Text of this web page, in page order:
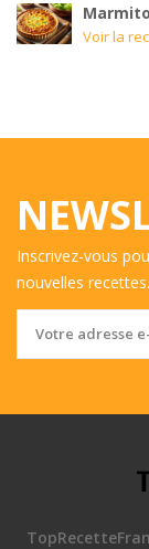
Voir la
Inscrivez-vous
nouvelles recettes.